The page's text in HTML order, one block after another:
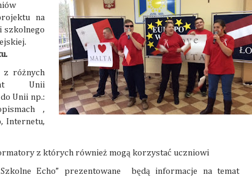
na
szkolnego
z różnych
Unii
Unii np.:
,
Internetu,
z których również mogą korzystać uczniowi
Echo” prezentowane
będą informacje na temat